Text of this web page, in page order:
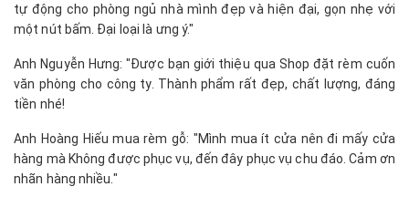
tự động cho phòng ngủ nhà mình đẹp và hiện đại, gọn nhẹ với
một nút bấm. Đại loại là ưng ý."
Anh Nguyễn Hưng: "Được bạn giới thiệu qua Shop đặt rèm cuốn
văn phòng cho công ty. Thành phẩm rất đẹp, chất lượng, đáng
tiền nhé!
Anh Hoàng Hiếu mua rèm gỗ: "Mình mua ít cửa nên đi mấy cửa
hàng mà Không được phục vụ, đến đây phục vụ chu đáo. Cảm ơn
nhãn hàng nhiều."